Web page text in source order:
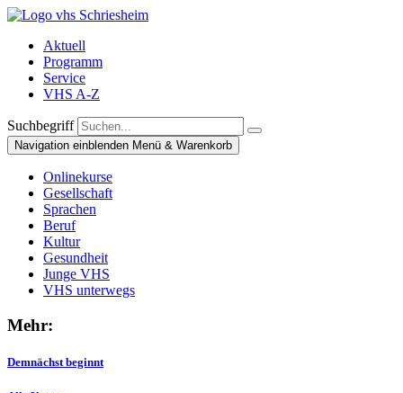
Aktuell
Programm
Service
VHS A-Z
Suchbegriff
Navigation einblenden Menü & Warenkorb
Onlinekurse
Gesellschaft
Sprachen
Beruf
Kultur
Gesundheit
Junge VHS
VHS unterwegs
Mehr:
Demnächst beginnt